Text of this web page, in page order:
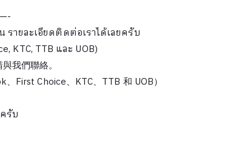
ายละเอียดติดต่อเราได้เลยครับ
KTC, TTB และ UOB)
我們聯絡。
First Choice、KTC、TTB 和 UOB）
รับ